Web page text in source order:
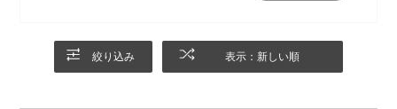
絞り込み 表示：新しい順